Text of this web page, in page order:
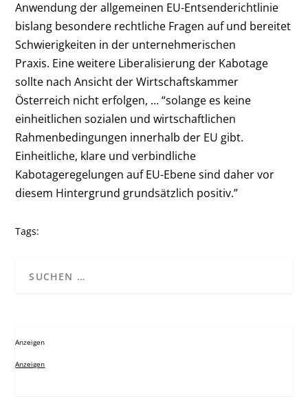
Anwendung der allgemeinen EU-Entsenderichtlinie
bislang besondere rechtliche Fragen auf und bereitet
Schwierigkeiten in der unternehmerischen
Praxis. Eine weitere Liberalisierung der Kabotage
sollte nach Ansicht der Wirtschaftskammer
Österreich nicht erfolgen, … “solange es keine
einheitlichen sozialen und wirtschaftlichen
Rahmenbedingungen innerhalb der EU gibt.
Einheitliche, klare und verbindliche
Kabotageregelungen auf EU-Ebene sind daher vor
diesem Hintergrund grundsätzlich positiv.”
Tags:
Anzeigen
Anzeigen